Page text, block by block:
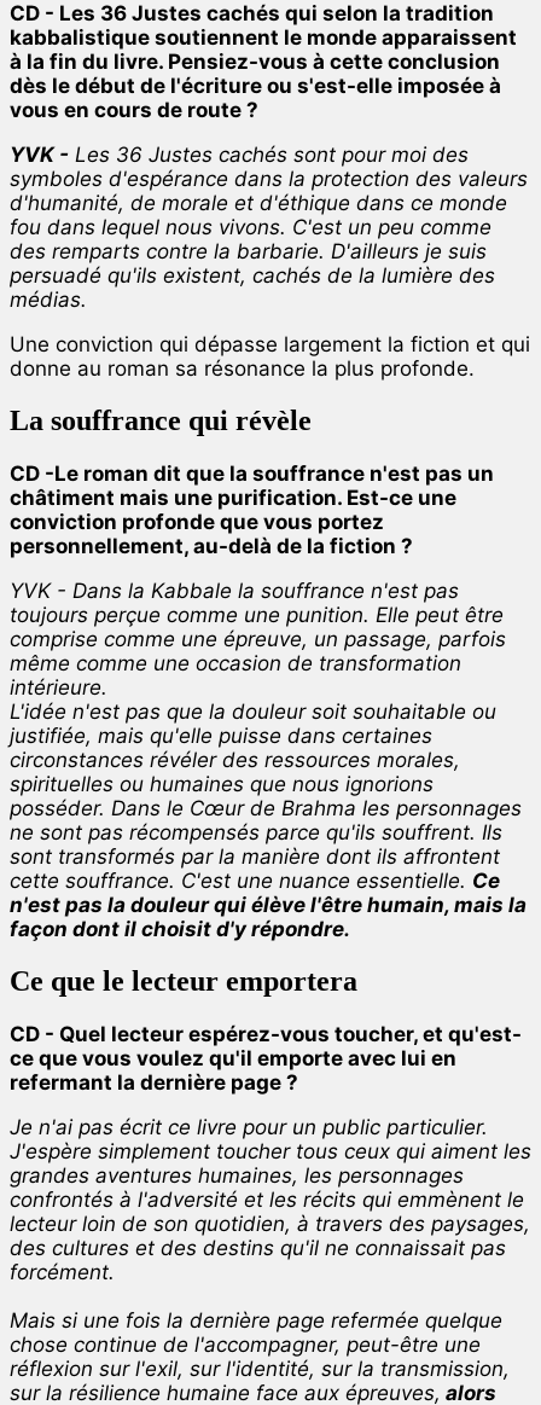
CD - Les 36 Justes cachés qui selon la tradition
kabbalistique soutiennent le monde apparaissent
à la fin du livre. Pensiez-vous à cette conclusion
dès le début de l'écriture ou s'est-elle imposée à
vous en cours de route ?
YVK - Les 36 Justes cachés sont pour moi des
symboles d'espérance dans la protection des valeurs
d'humanité, de morale et d'éthique dans ce monde
fou dans lequel nous vivons. C'est un peu comme
des remparts contre la barbarie. D'ailleurs je suis
persuadé qu'ils existent, cachés de la lumière des
médias.
Une conviction qui dépasse largement la fiction et qui
donne au roman sa résonance la plus profonde.
La souffrance qui révèle
CD -Le roman dit que la souffrance n'est pas un
châtiment mais une purification. Est-ce une
conviction profonde que vous portez
personnellement, au-delà de la fiction ?
YVK - Dans la Kabbale la souffrance n'est pas
toujours perçue comme une punition. Elle peut être
comprise comme une épreuve, un passage, parfois
même comme une occasion de transformation
intérieure.
L'idée n'est pas que la douleur soit souhaitable ou
justifiée, mais qu'elle puisse dans certaines
circonstances révéler des ressources morales,
spirituelles ou humaines que nous ignorions
posséder. Dans le Cœur de Brahma les personnages
ne sont pas récompensés parce qu'ils souffrent. Ils
sont transformés par la manière dont ils affrontent
cette souffrance. C'est une nuance essentielle. Ce
n'est pas la douleur qui élève l'être humain, mais la
façon dont il choisit d'y répondre.
Ce que le lecteur emportera
CD - Quel lecteur espérez-vous toucher, et qu'est-
ce que vous voulez qu'il emporte avec lui en
refermant la dernière page ?
Je n'ai pas écrit ce livre pour un public particulier.
J'espère simplement toucher tous ceux qui aiment les
grandes aventures humaines, les personnages
confrontés à l'adversité et les récits qui emmènent le
lecteur loin de son quotidien, à travers des paysages,
des cultures et des destins qu'il ne connaissait pas
forcément.
Mais si une fois la dernière page refermée quelque
chose continue de l'accompagner, peut-être une
réflexion sur l'exil, sur l'identité, sur la transmission,
sur la résilience humaine face aux épreuves, alors